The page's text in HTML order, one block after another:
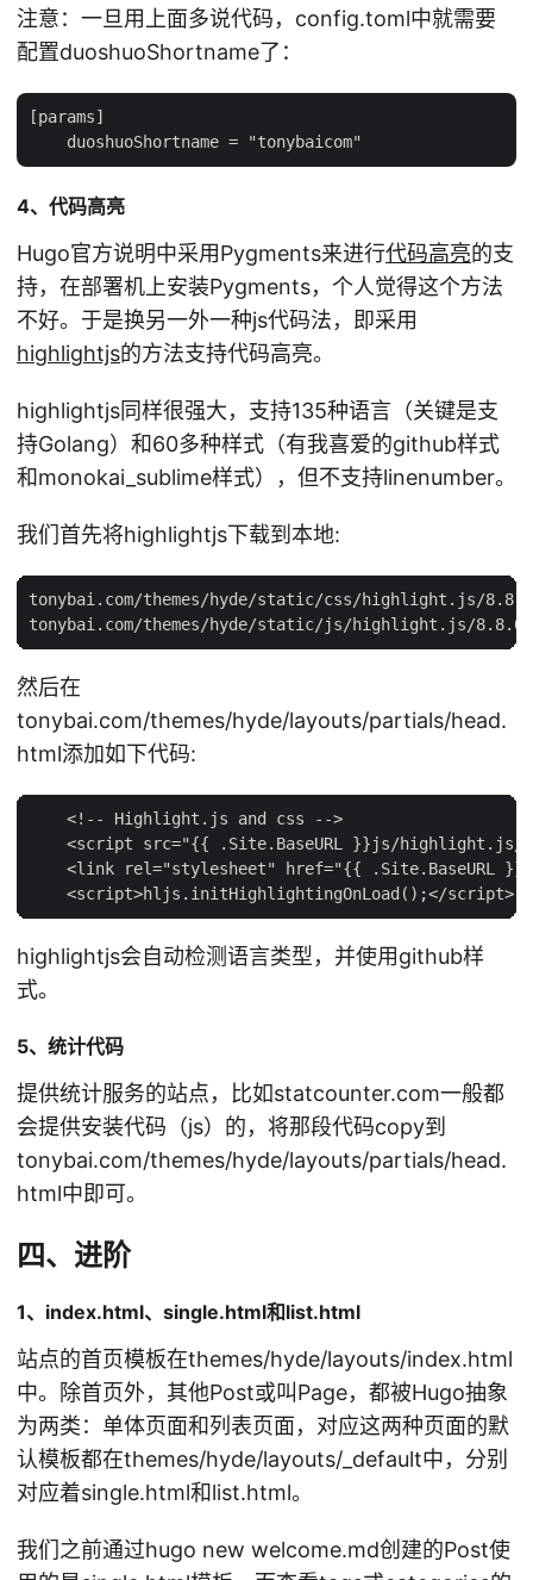
注意：一旦用上面多说代码，config.toml中就需要
配置duoshuoShortname了：
[params]
4、代码高亮
Hugo官方说明中采用Pygments来进行代码高亮的支
持，在部署机上安装Pygments，个人觉得这个方法
不好。于是换另一外一种js代码法，即采用
highlightjs的方法支持代码高亮。
highlightjs同样很强大，支持135种语言（关键是支
持Golang）和60多种样式（有我喜爱的github样式
和monokai_sublime样式），但不支持linenumber。
我们首先将highlightjs下载到本地:
tonybai.com/themes/hyde/static/css/highlight.js/
然后在
tonybai.com/themes/hyde/layouts/partials/head.
html添加如下代码:
    <!-- Highlight.js and css -->
<script src="{{ .Site.BaseURL }}js/
<link rel="stylesheet" href="{{ .Site.BaseURL
highlightjs会自动检测语言类型，并使用github样
式。
5、统计代码
提供统计服务的站点，比如statcounter.com一般都
会提供安装代码（js）的，将那段代码copy到
tonybai.com/themes/hyde/layouts/partials/head.
html中即可。
四、进阶
1、index.html、single.html和list.html
站点的首页模板在themes/hyde/layouts/index.html
中。除首页外，其他Post或叫Page，都被Hugo抽象
为两类：单体页面和列表页面，对应这两种页面的默
认模板都在themes/hyde/layouts/_default中，分别
对应着single.html和list.html。
我们之前通过hugo new welcome.md创建的Post使